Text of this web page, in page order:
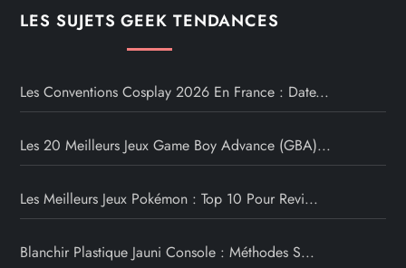
LES SUJETS GEEK TENDANCES
Les Conventions Cosplay 2026 En France : Date...
Les 20 Meilleurs Jeux Game Boy Advance (GBA)...
Les Meilleurs Jeux Pokémon : Top 10 Pour Revi...
Blanchir Plastique Jauni Console : Méthodes S...